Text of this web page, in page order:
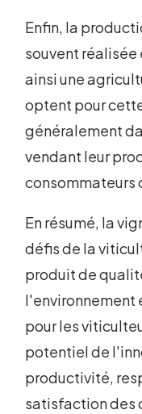
Enfin, la
souvent
ainsi une
optent pour
généralement
vendant leur
consommateurs
En résumé, la
défis de la
produit de
l'environnement
pour les
potentiel de
productivité,
satisfaction des